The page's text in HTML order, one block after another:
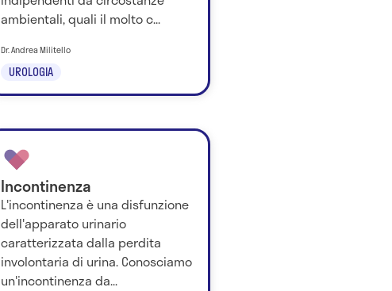
ambientali, quali il molto c...
UROLOGIA
Dr. Andrea Militello
Incontinenza
L'incontinenza è una disfunzione
dell'apparato urinario
caratterizzata dalla perdita
involontaria di urina. Conosciamo
un'incontinenza da...